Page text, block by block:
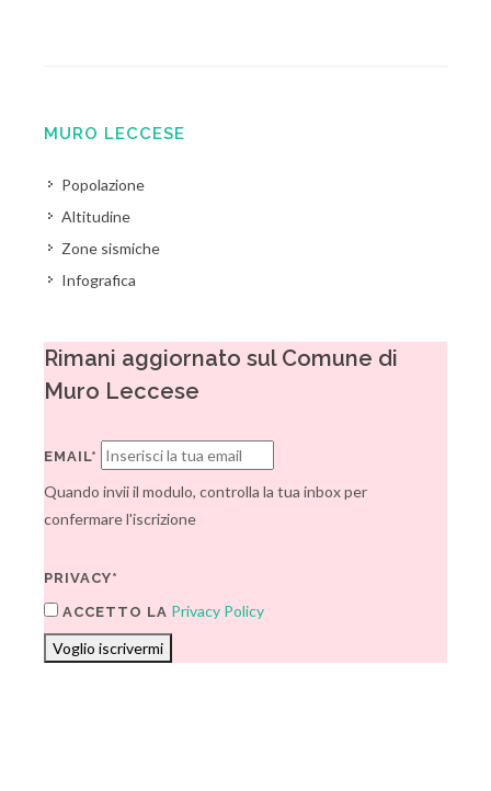
MURO LECCESE
Popolazione
Altitudine
Zone sismiche
Infografica
Rimani aggiornato sul Comune di
Muro Leccese
EMAIL*
Quando invii il modulo, controlla la tua inbox per
confermare l'iscrizione
PRIVACY*
ACCETTO LA Privacy Policy
Voglio iscrivermi